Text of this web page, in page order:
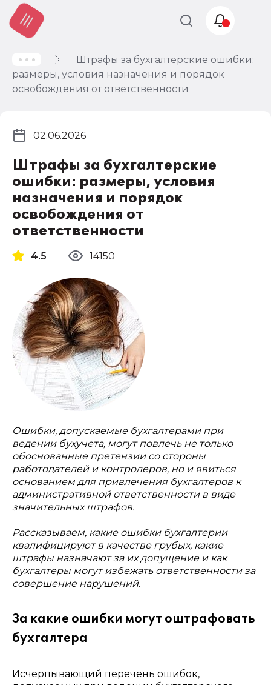
Штрафы за бухгалтерские ошибки:
размеры, условия назначения и порядок
освобождения от ответственности
Штрафы за бухгалтерские
ошибки: размеры, условия
назначения и порядок
освобождения от
ответственности
02.06.2026
4.5 14150
Ошибки, допускаемые бухгалтерами при
ведении бухучета, могут повлечь не только
обоснованные претензии со стороны
работодателей и контролеров, но и явиться
основанием для привлечения бухгалтеров к
административной ответственности в виде
значительных штрафов.
Рассказываем, какие ошибки бухгалтерии
квалифицируют в качестве грубых, какие
штрафы назначают за их допущение и как
бухгалтеры могут избежать ответственности за
совершение нарушений.
За какие ошибки могут оштрафовать
бухгалтера
Исчерпывающий перечень ошибок,
Учет и
налогообложение